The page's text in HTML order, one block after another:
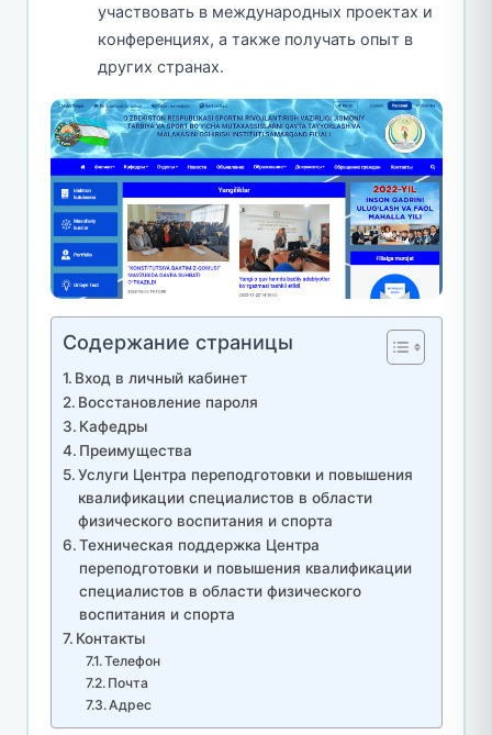
участвовать в международных проектах и
конференциях, а также получать опыт в
других странах.
Содержание страницы
Вход в личный кабинет
Восстановление пароля
Кафедры
Преимущества
Услуги Центра переподготовки и повышения
квалификации специалистов в области
физического воспитания и спорта
Техническая поддержка Центра
переподготовки и повышения квалификации
специалистов в области физического
воспитания и спорта
Контакты
Телефон
Почта
Адрес